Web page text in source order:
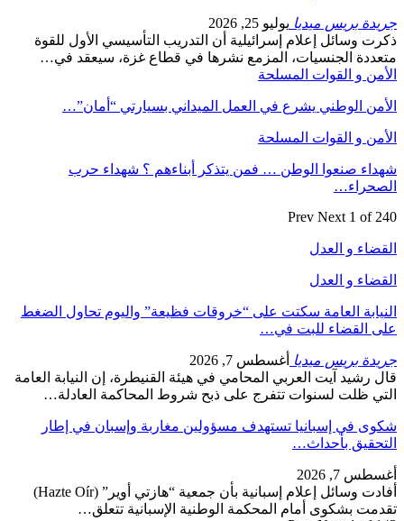
جريدة بريس ميديا يوليو 25, 2026
ذكرت وسائل إعلام إسرائيلية أن التدريب التأسيسي الأول للقوة
متعددة الجنسيات، المزمع نشرها في قطاع غزة، سيعقد في…
الأمن و القوات المسلحة
الأمن الوطني يشرع في العمل الميداني بسيارتي “أمان”…
الأمن و القوات المسلحة
شهداء صنعوا الوطن … فمن يتذكر أبناءهم ؟ شهداء حرب
الصحراء…
Prev Next 1 of 240
القضاء و العدل
القضاء و العدل
النيابة العامة سكتت على “خروقات فظيعة” واليوم تحاول الضغط
على القضاء للبت في…
جريدة بريس ميديا أغسطس 7, 2026
قال رشيد آيت العربي المحامي في هيئة القنيطرة، إن النيابة العامة
التي ظلت لسنوات تتفرج على ذبح شروط المحاكمة العادلة…
شكوى في إسبانيا تستهدف مسؤولين مغاربة وإسبان في إطار
التحقيق بأحداث…
أغسطس 7, 2026
أفادت وسائل إعلام إسبانية بأن جمعية “هازتي أوير” (Hazte Oír)
تقدمت بشكوى أمام المحكمة الوطنية الإسبانية تتعلق…